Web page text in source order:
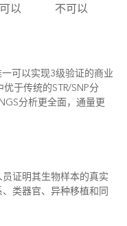
以 不可以
可以实现3级验证的商业
于传统的STR/SNP分
分析更全面，通量更
证明其生物样本的真实
类器官、异种移植和同